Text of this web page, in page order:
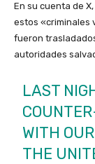
En su cuenta de
estos «criminales
fueron
autoridades
LAST
WITH
THE